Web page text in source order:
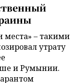
места» – такими
утрату
и Румынии.